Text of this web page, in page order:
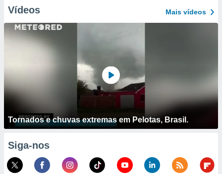
Vídeos Mais vídeos
Tornados e chuvas extremas em Pelotas, Brasil.
Siga-nos